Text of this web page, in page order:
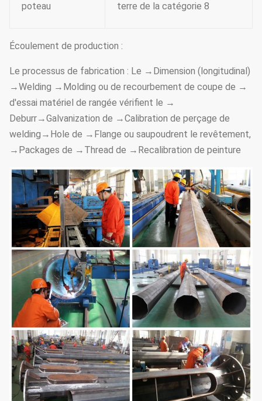
poteau
terre de la catégorie 8
Écoulement de production :
Le processus de fabrication : Le →Dimension (longitudinal)
→Welding →Molding ou de recourbement de coupe de →
d'essai matériel de rangée vérifient le →
Deburr→Galvanization de →Calibration de perçage de
welding→Hole de →Flange ou saupoudrent le revêtement,
→Packages de →Thread de →Recalibration de peinture